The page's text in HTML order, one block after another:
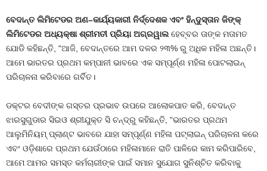
ବେଦାନ୍ତ ଲିମିଟେଡର ଅଣ–କାର୍ଯ୍ୟକାରୀ ନିର୍ଦ୍ଦେଶକ ଏବଂ ହିନ୍ଦୁସ୍ତାନ ଜିଙ୍କ୍
ଲିମିଟେଡର ଅଧ୍ୟକ୍ଷା ଶ୍ରୀମତୀ ପ୍ରିୟା ଅଗ୍ରୱାଲ ହେବ୍ବର ତାଙ୍କ ମତାମତ
ଯୋଡି କହିଛନ୍ତି, “ଆଜି, ବେଦାନ୍ତରେ ଆମ ଦଳର ୨୩% ରୁ ଅଧିକ ମହିଳା ଅଛନ୍ତି।
ଆମେ ଭାରତର ପ୍ରଥମ କମ୍ପାନୀ ଭାବରେ ଏକ ସମ୍ପୂର୍ଣ୍ଣ ମହିଳା ପୋଟଲାଇନ୍
ପରିଚାଳନା କରିବାରେ ଗର୍ବିତ।
ଡକ୍ଟର ବେଦୀଙ୍କ ଗସ୍ତର ପ୍ରଭାବ ଉପରେ ଆଲୋକପାତ କରି, ବେଦାନ୍ତ
ଝାରସୁଗୁଡାର ସିଇଓ ଶ୍ରୀଯୁକ୍ତ ସି ଚନ୍ଦ୍ରୁ କହିଛନ୍ତି, “ଭାରତର ପ୍ରଥମ
ଆଲୁମିନିୟମ୍ ପ୍ଲାଣ୍ଟ ଭାବରେ ଯାହା ସମ୍ପୂର୍ଣ୍ଣ ମହିଳା ପଟ୍ଲାଇନ୍ ପରିଚାଳନା କରେ
ଏବଂ ଓଡ଼ିଶାରେ ପ୍ରଥମ ଯେଉଁଠାରେ ମହିଳାମାନେ ରାତି ପାଳିରେ କାମ କରିପାରିବେ,
ଆମେ ଆମର ସମସ୍ତ କର୍ମଚାରୀଙ୍କ ପାଇଁ ସମାନ ସୁଯୋଗ ସୁନିଶ୍ଚିତ କରିବାକୁ